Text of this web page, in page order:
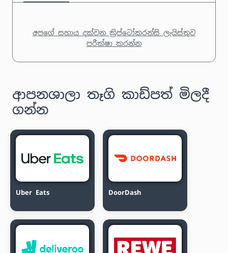
අපගේ සහාය දක්වන ක්‍රිප්ටෝකරන්සි ලැයිස්තුව
පරීක්ෂා කරන්න
ආපනශාලා තෑගි කාඩ්පත් මිලදී
ගන්න
Uber Eats DoorDash